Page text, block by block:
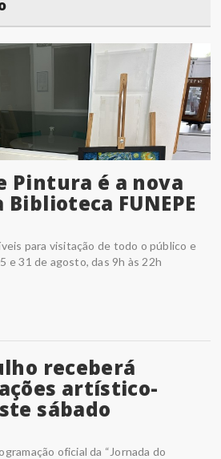
Pintura é a nova
Biblioteca FUNEPE
para visitação de todo o público e
e 31 de agosto, das 9h às 22h
receberá
artístico-
sábado
oficial da “Jornada do